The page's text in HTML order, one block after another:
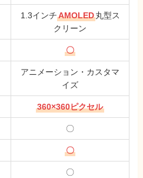
丸型ス
クリーン
〇
アニメーション・カスタマ
イズ
360×360ピクセル
〇
〇
〇